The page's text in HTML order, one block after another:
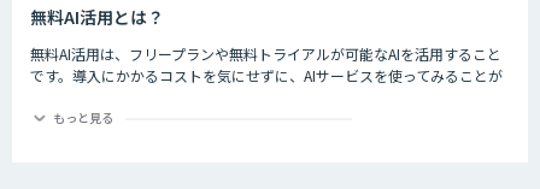
無料AI活用とは？
無料AI活用は、フリープランや無料トライアルが可能なAIを活用すること
です。導入にかかるコストを気にせずに、AIサービスを使ってみることが
もっと見る